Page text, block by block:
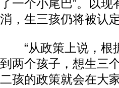
了一个小尾巴”。以
消，生三孩仍将被认
“从政策上说，根
到两个孩子，想生三
二孩的政策就会在大